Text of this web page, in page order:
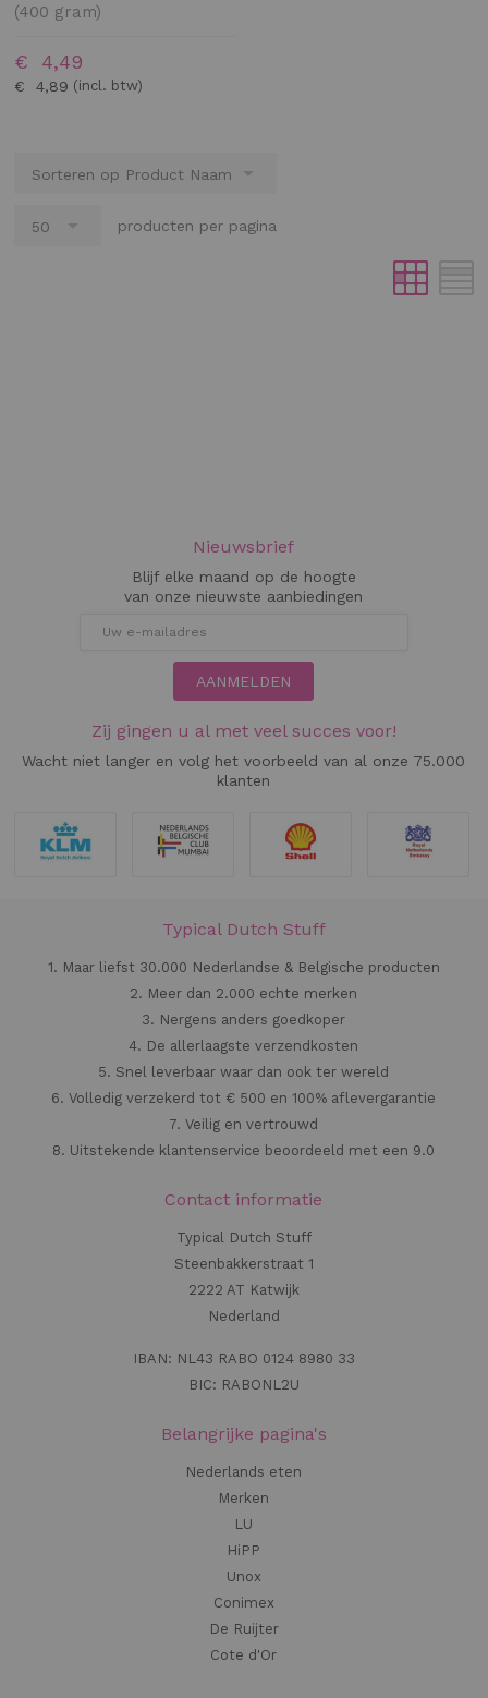
(400 gram)
€ 4,89
€ 4,49
producten per pagina
Nieuwsbrief
Blijf elke maand op de hoogte
van onze nieuwste aanbiedingen
AANMELDEN
Zij gingen u al met veel succes voor!
Wacht niet langer en volg het voorbeeld van al onze 75.000
klanten
Typical Dutch Stuff
1. Maar liefst 30.000 Nederlandse & Belgische producten
2. Meer dan 2.000 echte merken
3. Nergens anders goedkoper
4. De allerlaagste verzendkosten
5. Snel leverbaar waar dan ook ter wereld
6. Volledig verzekerd tot € 500 en 100% aflevergarantie
7. Veilig en vertrouwd
8. Uitstekende klantenservice beoordeeld met een 9.0
Contact informatie
Typical Dutch Stuff
Steenbakkerstraat 1
2222 AT Katwijk
Nederland
IBAN: NL43 RABO 0124 8980 33
BIC: RABONL2U
Belangrijke pagina's
Nederlands eten
Merken
LU
HiPP
Unox
Conimex
De Ruijter
Cote d'Or